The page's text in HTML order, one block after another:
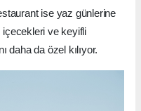
ise yaz günlerine
içecekleri ve keyifli
daha da özel kılıyor.